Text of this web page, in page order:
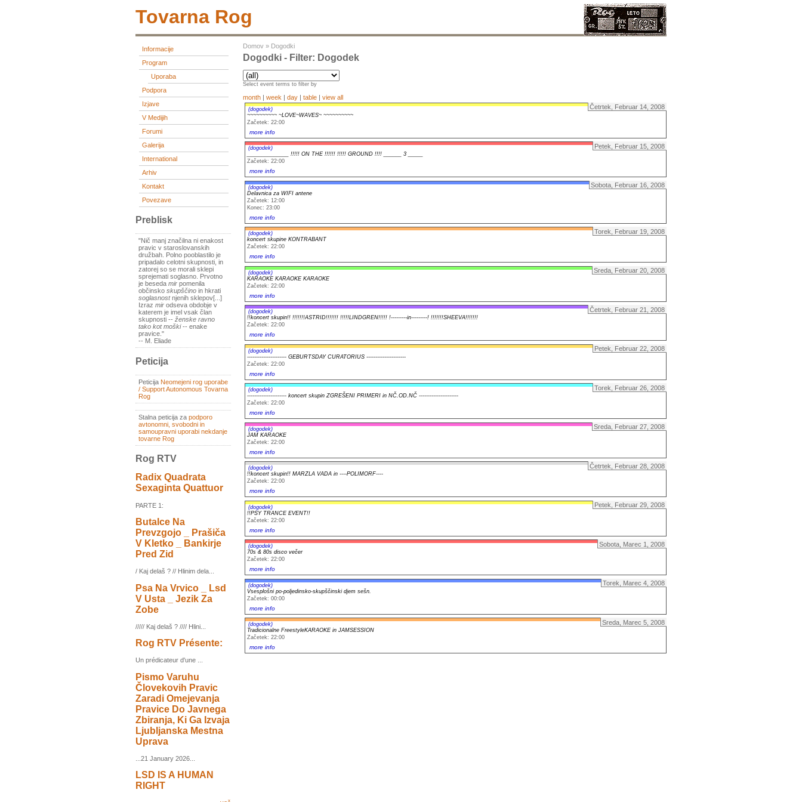
Tovarna Rog
Informacije
Program
Uporaba
Podpora
Izjave
V Medijih
Forumi
Galerija
International
Arhiv
Kontakt
Povezave
Preblisk
"Nič manj značilna ni enakost
pravic v staroslovanskih
družbah. Polno pooblastilo je
pripadalo celotni skupnosti, in
zatorej so se morali sklepi
sprejemati soglasno. Prvotno
je beseda mir pomenila
občinsko skupščino in hkrati
soglasnostnjenih sklepov[...]
Izraz mir odseva obdobje v
katerem je imel vsak član
skupnosti -- ženske ravno
tako kot moški-- enake
pravice."
-- M. Eliade
Peticija
Peticija Neomejeni rog uporabe
/ Support Autonomous Tovarna
Rog
Stalna peticija za podporo
avtonomni, svobodni in
samoupravni uporabi nekdanje
tovarne Rog
Rog RTV
Radix Quadrata
Sexaginta Quattuor
PARTE 1:
Butalce Na
Prevzgojo _ Prašiča
V Kletko _ Bankirje
Pred Zid
/ Kaj delaš ? // Hlinim dela...
Psa Na Vrvico _ Lsd
V Usta _ Jezik Za
Zobe
///// Kaj delaš ? //// Hlini...
Rog RTV Présente:
Un prédicateur d'une ...
Pismo Varuhu
Človekovih Pravic
Zaradi Omejevanja
Pravice Do Javnega
Zbiranja, Ki Ga Izvaja
Ljubljanska Mestna
Uprava
...21 January 2026...
LSD IS A HUMAN
RIGHT
Domov » Dogodki
Dogodki - Filter: Dogodek
Select event terms to filter by
month | week | day | table | view all
Četrtek, Februar 14, 2008
(dogodek)
~~~~~~~~~~ ~LOVE~WAVES~ ~~~~~~~~~~
Začetek: 22:00
more info
Petek, Februar 15, 2008
(dogodek)
______________ !!!!! ON THE !!!!!! !!!!! GROUND !!!! ______ 3 _____
Začetek: 22:00
more info
Sobota, Februar 16, 2008
(dogodek)
Delavnica za WIFI antene
Začetek: 12:00
Konec: 23:00
more info
Torek, Februar 19, 2008
(dogodek)
koncert skupine KONTRABANT
Začetek: 22:00
more info
Sreda, Februar 20, 2008
(dogodek)
KARAOKE KARAOKE KARAOKE
Začetek: 22:00
more info
Četrtek, Februar 21, 2008
(dogodek)
!!koncert skupin!! !!!!!!!ASTRID!!!!!!! !!!!!LINDGREN!!!!! !---------in---------! !!!!!!!SHEEVA!!!!!!!
Začetek: 22:00
more info
Petek, Februar 22, 2008
(dogodek)
---------------------- GEBURTSDAY CURATORIUS ----------------------
Začetek: 22:00
more info
Torek, Februar 26, 2008
(dogodek)
---------------------- koncert skupin ZGREŠENI PRIMERI in NČ.OD.NČ ----------------------
Začetek: 22:00
more info
Sreda, Februar 27, 2008
(dogodek)
JAM KARAOKE
Začetek: 22:00
more info
Četrtek, Februar 28, 2008
(dogodek)
!!koncert skupin!! MARZLA VADA in ----POLIMORF----
Začetek: 22:00
more info
Petek, Februar 29, 2008
(dogodek)
!!PSY TRANCE EVENT!!
Začetek: 22:00
more info
Sobota, Marec 1, 2008
(dogodek)
70s & 80s disco večer
Začetek: 22:00
more info
Torek, Marec 4, 2008
(dogodek)
Vsesplošni po-poljedinsko-skupščinski djem sešn.
Začetek: 00:00
more info
Sreda, Marec 5, 2008
(dogodek)
Tradicionalne FreestyleKARAOKE in JAMSESSION
Začetek: 22:00
more info